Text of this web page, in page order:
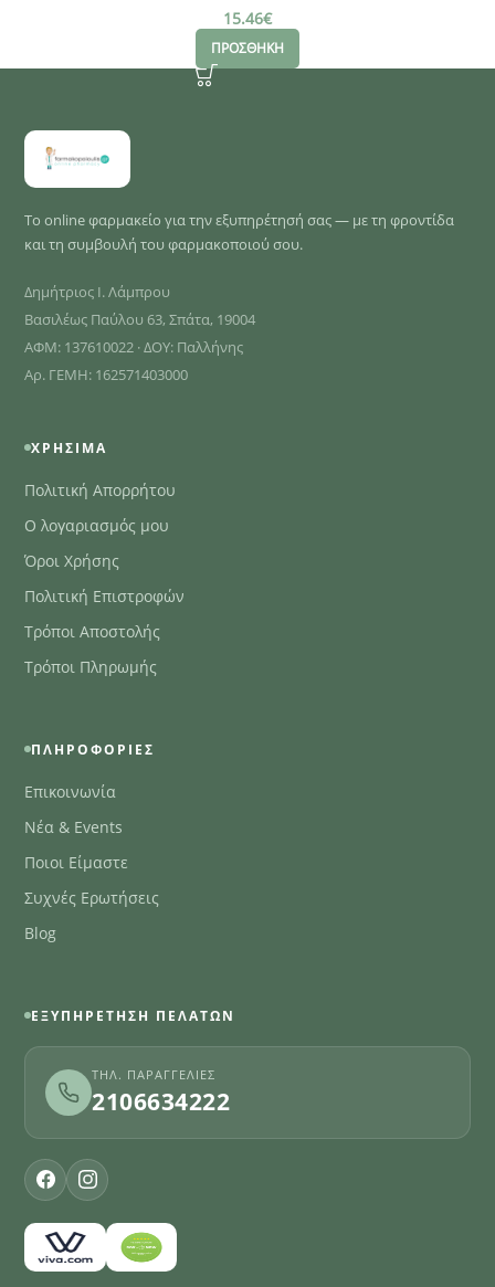
15.46€
ΠΡΟΣΘΗΚΗ
Το online φαρμακείο για την εξυπηρέτησή σας — με τη φροντίδα
και τη συμβουλή του φαρμακοποιού σου.
Δημήτριος Ι. Λάμπρου
Βασιλέως Παύλου 63, Σπάτα, 19004
ΑΦΜ: 137610022 · ΔΟΥ: Παλλήνης
Αρ. ΓΕΜΗ: 162571403000
ΧΡΉΣΙΜΑ
Πολιτική Απορρήτου
Ο λογαριασμός μου
Όροι Χρήσης
Πολιτική Επιστροφών
Τρόποι Αποστολής
Τρόποι Πληρωμής
ΠΛΗΡΟΦΟΡΊΕΣ
Επικοινωνία
Νέα & Events
Ποιοι Είμαστε
Συχνές Ερωτήσεις
Blog
ΕΞΥΠΗΡΈΤΗΣΗ ΠΕΛΑΤΏΝ
ΤΗΛ. ΠΑΡΑΓΓΕΛΊΕΣ
2106634222